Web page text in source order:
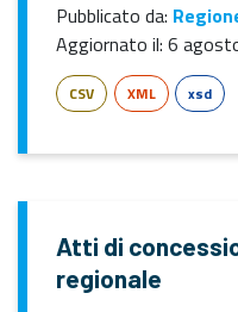
Pubblicato da:
Aggiornato il: 6
CSV XML xsd
Atti di
regionale